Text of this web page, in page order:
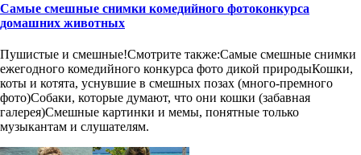
Самые смешные снимки комедийного фотоконкурса
домашних животных
Пушистые и смешные!Смотрите также:Самые смешные снимки
ежегодного комедийного конкурса фото дикой природыКошки,
коты и котята, уснувшие в смешных позах (много-премного
фото)Собаки, которые думают, что они кошки (забавная
галерея)Смешные картинки и мемы, понятные только
музыкантам и слушателям.